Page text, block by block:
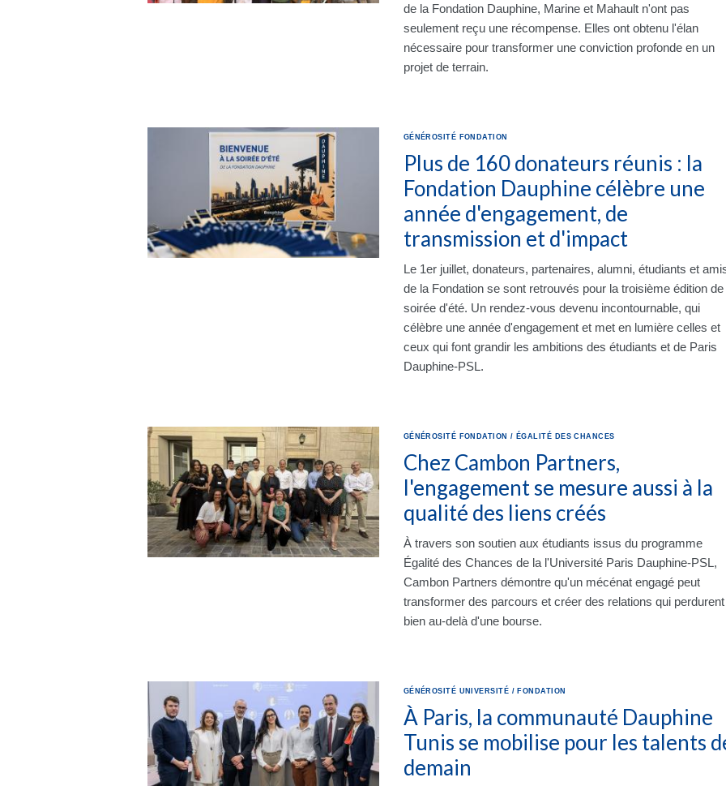
de la Fondation Dauphine, Marine et Mahault n'ont pas
seulement reçu une récompense. Elles ont obtenu l'élan
nécessaire pour transformer une conviction profonde en un
projet de terrain.
GÉNÉROSITÉ FONDATION
Plus de 160 donateurs réunis : la
Fondation Dauphine célèbre une
année d'engagement, de
transmission et d'impact
Le 1er juillet, donateurs, partenaires, alumni, étudiants et
de la Fondation se sont retrouvés pour la troisième édition de
soirée d'été. Un rendez-vous devenu incontournable, qui
célèbre une année d'engagement et met en lumière celles et
ceux qui font grandir les ambitions des étudiants et de Paris
Dauphine-PSL.
GÉNÉROSITÉ FONDATION / ÉGALITÉ DES CHANCES
Chez Cambon Partners,
l'engagement se mesure aussi à la
qualité des liens créés
À travers son soutien aux étudiants issus du programme
Égalité des Chances de la l'Université Paris Dauphine-PSL,
Cambon Partners démontre qu'un mécénat engagé peut
transformer des parcours et créer des relations qui perdurent
bien au-delà d'une bourse.
GÉNÉROSITÉ UNIVERSITÉ / FONDATION
À Paris, la communauté Dauphine
Tunis se mobilise pour les talents
demain